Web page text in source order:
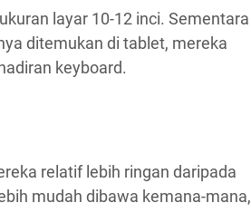
layar 10-12 inci. Sementara
ditemukan di tablet, mereka
keyboard.
relatif lebih ringan daripada
mudah dibawa kemana-mana,